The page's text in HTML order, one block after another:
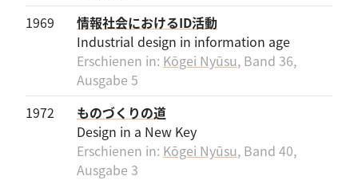
1969
情報社会におけるID活動
Industrial design in information age
Erschienen in: Kōgei Nyūsu, Band 36,
Ausgabe 5
1972
ものづくりの道
Design in a New Key
Erschienen in: Kōgei Nyūsu, Band 40,
Ausgabe 3